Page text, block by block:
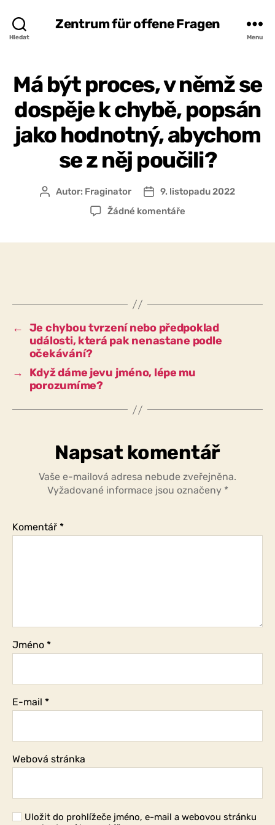
Hledat
Zentrum für offene Fragen
Menu
Má být proces, v němž se
dospěje k chybě, popsán
jako hodnotný, abychom
se z něj poučili?
AutorAutor: Fraginator
Datum
příspěvku
9. listopadu 2022
Žádné komentářeu
v
se
dospěje
chybě,
hodnotný,
z
poučili?
← Je chybou tvrzení nebo předpoklad
události, která pak nenastane podle
očekávání?
→
Když dáme jevu jméno, lépe mu
porozumíme?
Napsat komentář
Vaše e-mailová adresa nebude zveřejněna.
Vyžadované informace jsou označeny *
Komentář *
Jméno *
E-mail *
Webová stránka
Uložit do prohlížeče jméno, e-mail a webovou stránku